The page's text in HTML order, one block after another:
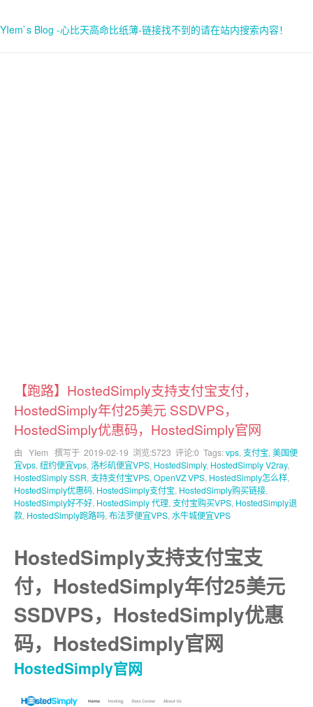
YIem`s Blog -心比天高命比纸薄-链接找不到的请在站内搜索内容！
【跑路】HostedSimply支持支付宝支付，
HostedSimply年付25美元 SSDVPS，
HostedSimply优惠码，HostedSimply官网
由 YIem 撰写于 2019-02-19 浏览:5723 评论:0 Tags:vps, 支付宝, 美国便
宜vps, 纽约便宜vps, 洛杉矶便宜VPS, HostedSimply, HostedSimply V2ray,
HostedSimply SSR, 支持支付宝VPS, OpenVZ VPS, HostedSimply怎么样,
HostedSimply优惠码, HostedSimply支付宝, HostedSimply购买链接,
HostedSimply好不好, HostedSimply 代理, 支付宝购买VPS, HostedSimply退
款, HostedSimply跑路吗, 布法罗便宜VPS, 水牛城便宜VPS
HostedSimply支持支付宝支
付，HostedSimply年付25美元
SSDVPS，HostedSimply优惠
码，HostedSimply官网
HostedSimply官网